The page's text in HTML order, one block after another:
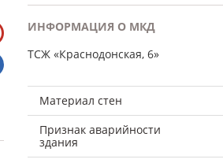
ИНФОРМАЦИЯ О МКД
ТСЖ «Краснодонская, 6»
Материал стен
Признак аварийности
здания